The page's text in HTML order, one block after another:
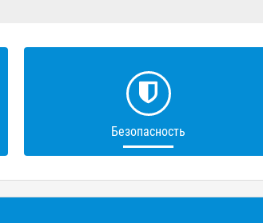
Безопасность